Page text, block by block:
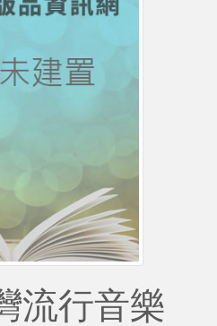
流行音樂